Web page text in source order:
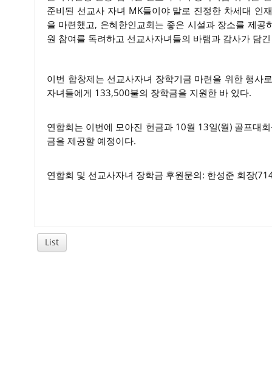
준비된 선교사 자녀 MK들이야 말로 진정한 차세대 인
을 마련했고, 은혜한인교회는 좋은 시설과 장소를 제
원 참여를 독려하고 선교사자녀들의 바램과 감사가 담
이번 합창제는 선교사자녀 장학기금 마련을 위한 행사
자녀들에게 133,500불의 장학금을 지원한 바 있다.
연합회는 이번에 모아진 헌금과 10월 13일(월) 골프대
금을 제공할 예정이다.
연합회 및 선교사자녀 장학금 후원문의: 한성준 회장
List